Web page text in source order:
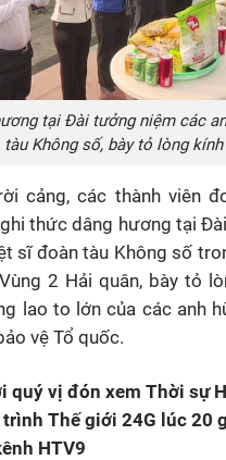
tại Đài tưởng niệm các
tàu Không số, bày tỏ lòng
cảng, các thành viên
thức dâng hương tại
sĩ đoàn tàu Không số
2 Hải quân, bày tỏ
lao to lớn của các anh
vệ Tổ quốc.
quý vị đón xem Thời sự
trình Thế giới 24G lúc 20
HTV9